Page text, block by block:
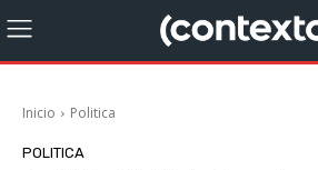
Inicio Politica
POLITICA